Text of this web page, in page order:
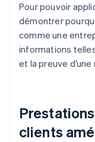
Pour pouvoir
démontrer
comme une
informations
et la preuve
clients